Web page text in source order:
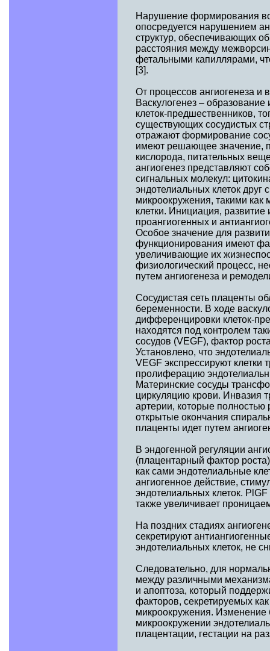
Нарушение формирования
опосредуется нарушением
структур, обеспечивающих
расстояния между
фетальными капиллярами,
[3].
От процессов ангиогенеза и
Васкулогенез –
клеток-предшественников,
существующих сосудистых
отражают формирование
имеют решающее значение,
кислорода, питательных
ангиогенез представляют
сигнальных молекул:
эндотелиальных клеток друг
микроокружения, такими
клетки. Инициация,
проангиогенных и
Особое значение для
функционирования имеют
увеличивающие их
физиологический процесс,
путем ангиогенеза и
Сосудистая сеть плаценты
беременности. В ходе
дифференцировки клеток-
находятся под контролем
сосудов (VEGF), фактор
Установлено, что
VEGF экспрессируют
пролиферацию
Материнские сосуды
циркуляцию крови. Инвазия
артерии, которые
открытые окончания
плаценты идет путем
В эндогенной регуляции
(плацентарный фактор
как сами эндотелиальные
ангиогенное действие,
эндотелиальных клеток.
также увеличивает
На поздних стадиях
секретируют
эндотелиальных клеток, не
Следовательно, для
между различными
и апоптоза, который
факторов, секретируемых
микроокружения. Изменение
микроокружении
плацентации, гестации на